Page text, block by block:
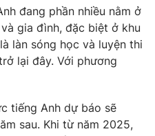
đang phần nhiều nằm ở
gia đình, đặc biệt ở khu
làn sóng học và luyện thi
lại đây. Với phương
tiếng Anh dự báo sẽ
sau. Khi từ năm 2025,